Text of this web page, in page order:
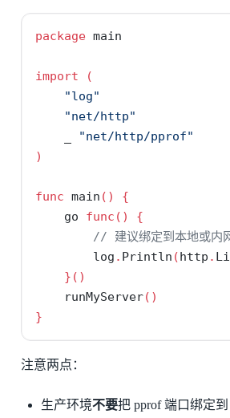
package main
import
(
"log"
"net/http"
"net/http/pprof"
)
func main ()
{
go
func ()
{
// 建议绑定到本地或内
        log
. Println ( http .
}()
    runMyServer
()
}
注意两点：
生产环境不要把 pprof 端口绑定到